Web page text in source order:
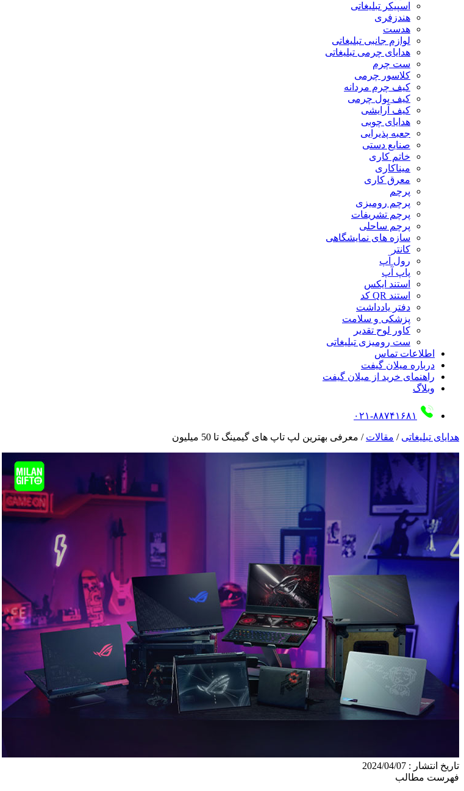
اسپیکر تبلیغاتی
هندزفری
هدست
لوازم جانبی تبلیغاتی
هدایای چرمی تبلیغاتی
ست چرم
کلاسور چرمی
کیف چرم مردانه
کیف پول چرمی
کیف آرایشی
هدایای چوبی
جعبه پذیرایی
صنایع دستی
خاتم کاری
میناکاری
معرق کاری
پرچم
پرچم رومیزی
پرچم تشریفات
پرچم ساحلی
سازه های نمایشگاهی
کانتر
رول آپ
پاپ آپ
استند ایکس
استند QR کد
دفتر یادداشت
پزشکی و سلامت
کاور لوح تقدیر
ست رومیزی تبلیغاتی
اطلاعات تماس
درباره میلان گیفت
راهنمای خرید از میلان گیفت
وبلاگ
۰۲۱-۸۸۷۴۱۶۸۱
هدایای تبلیغاتی / مقالات / معرفی بهترین لپ تاپ های گیمینگ تا 50 میلیون
تاریخ انتشار : 2024/04/07
فهرست مطالب